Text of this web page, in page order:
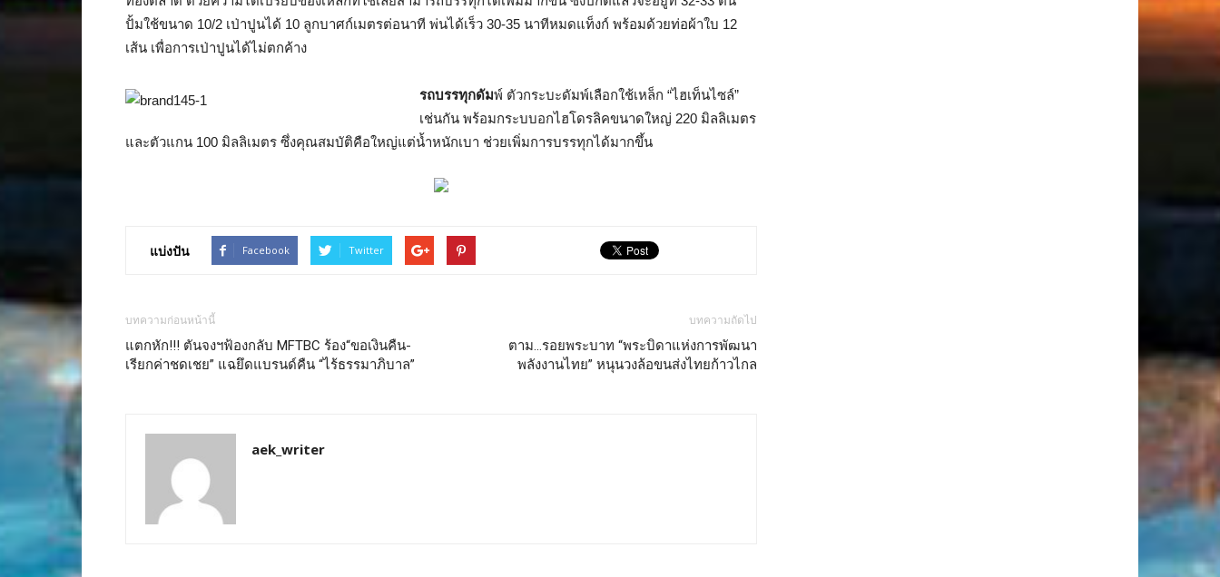
ปั้มใช้ขนาด 10/2 เป่าปูนได้ 10 ลูกบาศก์เมตรต่อนาที พ่นได้เร็ว 30-35 นาทีหมดแท็งก์ พร้อมด้วยท่อผ้าใบ 12
เส้น เพื่อการเป่าปูนได้ไม่ตกค้าง
รถบรรทุกดัมพ์ ตัวกระบะดัมพ์เลือกใช้เหล็ก “ไฮเท็นไซล์”
เช่นกัน พร้อมกระบบอกไฮโดรลิคขนาดใหญ่ 220 มิลลิเมตร
และตัวแกน 100 มิลลิเมตร ซึ่งคุณสมบัติคือใหญ่แต่น้ำหนักเบา ช่วยเพิ่มการบรรทุกได้มากขึ้น
แบ่งปัน Facebook Twitter
บทความก่อนหน้านี้
แตกหัก!!! ตันจงฯฟ้องกลับ MFTBC ร้อง“ขอเงินคืน-
เรียกค่าชดเชย” แฉยึดแบรนด์คืน “ไร้ธรรมาภิบาล”
บทความถัดไป
ตาม…รอยพระบาท “พระบิดาแห่งการพัฒนา
พลังงานไทย” หนุนวงล้อขนส่งไทยก้าวไกล
aek_writer